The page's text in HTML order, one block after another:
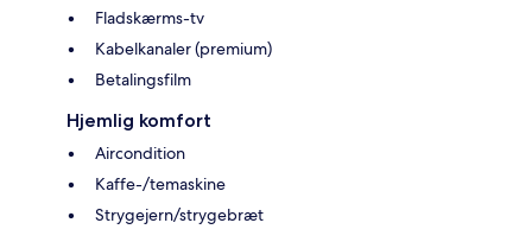
Fladskærms-tv
Kabelkanaler (premium)
Betalingsfilm
Hjemlig komfort
Aircondition
Kaffe-/temaskine
Strygejern/strygebræt